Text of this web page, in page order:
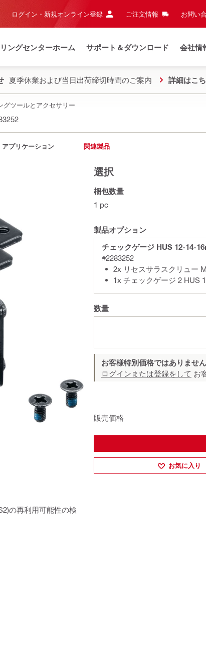
ログイン・新規オンライン登録 ご注文情報 お問い
ングセンターホーム サポート＆ダウンロード 会社情
夏季休業および当日出荷締切時間のご案内 詳細はこ
グツールとアクセサリー
アプリケーション 関連製品
の再利用可能性の検
選択
梱包数量
1 pc
製品オプション
チェックゲージ HUS 12-14-
#2283252
2x リセスサラスクリュー
1x チェックゲージ 2 HUS
数量
お客様特別価格ではありません
ログインまたは登録をして お
販売価格
お気に入り